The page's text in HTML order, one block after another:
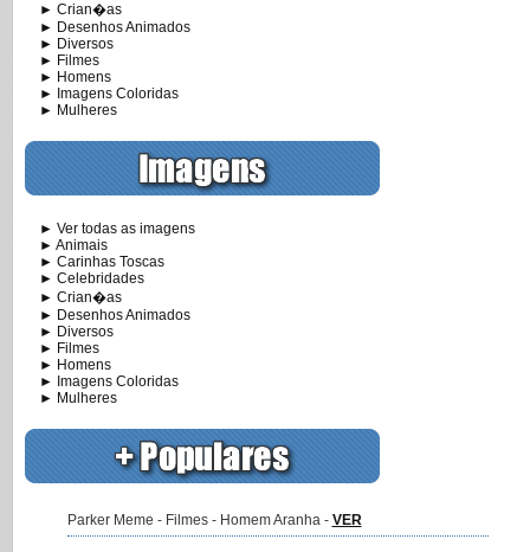
► Crian�as
► Desenhos Animados
► Diversos
► Filmes
► Homens
► Imagens Coloridas
► Mulheres
► Ver todas as imagens
► Animais
► Carinhas Toscas
► Celebridades
► Crian�as
► Desenhos Animados
► Diversos
► Filmes
► Homens
► Imagens Coloridas
► Mulheres
Parker Meme - Filmes - Homem Aranha - VER